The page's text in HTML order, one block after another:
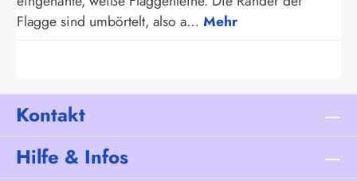
Flagge sind umbörtelt, also a… Mehr
Kontakt
Hilfe & Infos